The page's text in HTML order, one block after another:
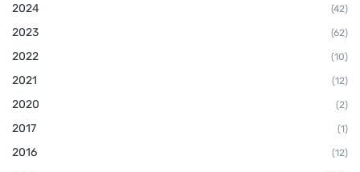
2024 (42)
2023 (62)
2022 (10)
2021 (12)
2020 (2)
2017 (1)
2016 (12)